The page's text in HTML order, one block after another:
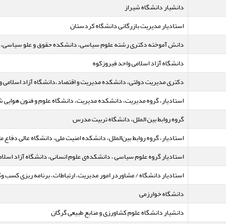
دانشیار دانشگاه شیراز
استادیار مدیریت بازرگانی دانشگاه کردستان
دانش آموخته دکتری رشته علوم سیاسی، دانشکده حقوق و علو سیاسی،
دانشگاه آزاد اسلامی واحد فیروزکوه
دکتری مدیریت دولتی، دانشکده مدیریت و اقتصاد،دانشگاه آزاد اسلامی
استادیار، گروه مدیریت، دانشکده مدیریت، دانشگاه علوم و فنون هوایی
گروه روابط بین الملل، دانشگاه تربیت مدرس
استادیار، گروه روابط بین‌الملل، دانشکده امنیت ملی، دانشگاه عالی دفاع
استادیار گروه علوم سیاسی ، دانشکده‌ی علوم انسانی، دانشگاه آزاد
استادیار دانشگاه / مشاوردر امور مدیریت، ارتباطات، برنامه ریزی کسب
دانشگاه خوارزمی
دانشیار دانشگاه علوم کشاورزی و منابع طبیعی گرگان